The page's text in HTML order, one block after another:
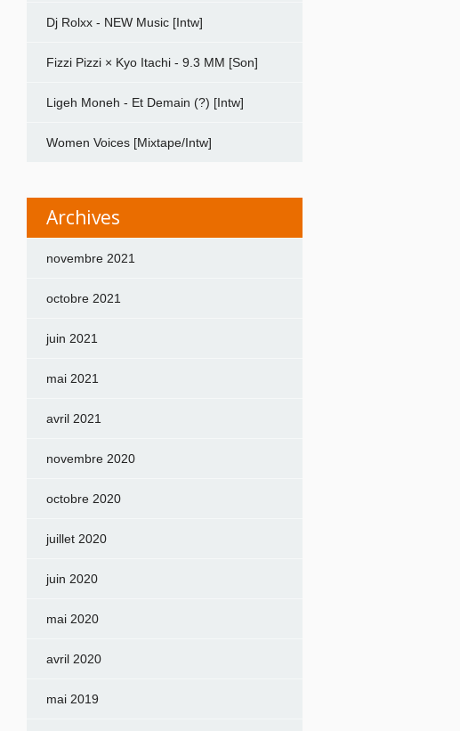
Dj Rolxx - NEW Music [Intw]
Fizzi Pizzi × Kyo Itachi - 9.3 MM [Son]
Ligeh Moneh - Et Demain (?) [Intw]
Women Voices [Mixtape/Intw]
Archives
novembre 2021
octobre 2021
juin 2021
mai 2021
avril 2021
novembre 2020
octobre 2020
juillet 2020
juin 2020
mai 2020
avril 2020
mai 2019